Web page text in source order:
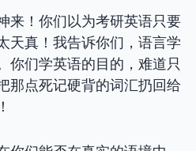
来！你们以为考研英语只要
天真！我告诉你们，语言学
你们学英语的目的，难道只
那点死记硬背的词汇扔回给